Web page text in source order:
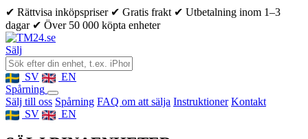
✔ Rättvisa inköpspriser ✔ Gratis frakt ✔ Utbetalning inom 1–3
dagar ✔ Över 50 000 köpta enheter
Sälj
SV
EN
Spårning
Sälj till oss Spårning FAQ om att sälja Instruktioner Kontakt
SV
EN